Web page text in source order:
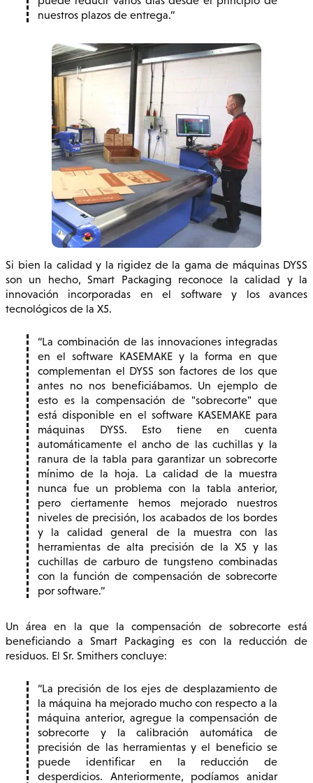
nuestros plazos de entrega.
Si bien la calidad y la rigidez de la gama de máquinas DYSS
son un hecho, Smart Packaging reconoce la calidad y la
innovación incorporadas en el software y los avances
tecnológicos de la X5.
La combinación de las innovaciones integradas
en el software KASEMAKE y la forma en que
complementan el DYSS son factores de los que
antes no nos beneficiábamos. Un ejemplo de
esto es la compensación de "sobrecorte" que
está disponible en el software KASEMAKE para
máquinas DYSS. Esto tiene en cuenta
automáticamente el ancho de las cuchillas y la
ranura de la tabla para garantizar un sobrecorte
mínimo de la hoja. La calidad de la muestra
nunca fue un problema con la tabla anterior,
pero ciertamente hemos mejorado nuestros
niveles de precisión, los acabados de los bordes
y la calidad general de la muestra con las
herramientas de alta precisión de la X5 y las
cuchillas de carburo de tungsteno combinadas
con la función de compensación de sobrecorte
por software.
Un área en la que la compensación de sobrecorte está
beneficiando a Smart Packaging es con la reducción de
residuos. El Sr. Smithers concluye:
La precisión de los ejes de desplazamiento de
la máquina ha mejorado mucho con respecto a la
máquina anterior, agregue la compensación de
sobrecorte y la calibración automática de
precisión de las herramientas y el beneficio se
puede identificar en la reducción de
desperdicios. Anteriormente, podíamos anidar